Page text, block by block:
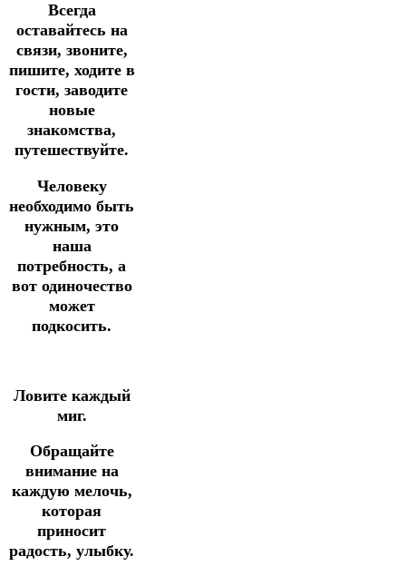
Всегда
оставайтесь на
связи, звоните,
пишите, ходите в
гости, заводите
новые
знакомства,
путешествуйте.
Человеку
необходимо быть
нужным, это
наша
потребность, а
вот одиночество
может
подкосить.
Ловите каждый
миг.
Обращайте
внимание на
каждую мелочь,
которая
приносит
радость, улыбку.